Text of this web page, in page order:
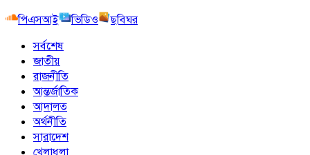
পিএসআই
ভিডিও
ছবিঘর
সর্বশেষ
জাতীয়
রাজনীতি
আন্তর্জাতিক
আদালত
অর্থনীতি
সারাদেশ
খেলাধুলা